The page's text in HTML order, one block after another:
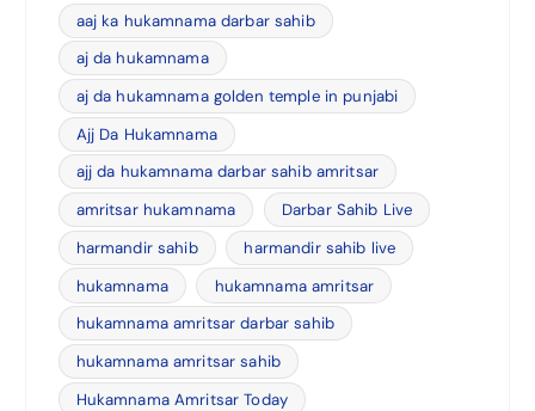
aaj ka hukamnama darbar sahib
aj da hukamnama
aj da hukamnama golden temple in punjabi
Ajj Da Hukamnama
ajj da hukamnama darbar sahib amritsar
amritsar hukamnama
Darbar Sahib Live
harmandir sahib
harmandir sahib live
hukamnama
hukamnama amritsar
hukamnama amritsar darbar sahib
hukamnama amritsar sahib
Hukamnama Amritsar Today